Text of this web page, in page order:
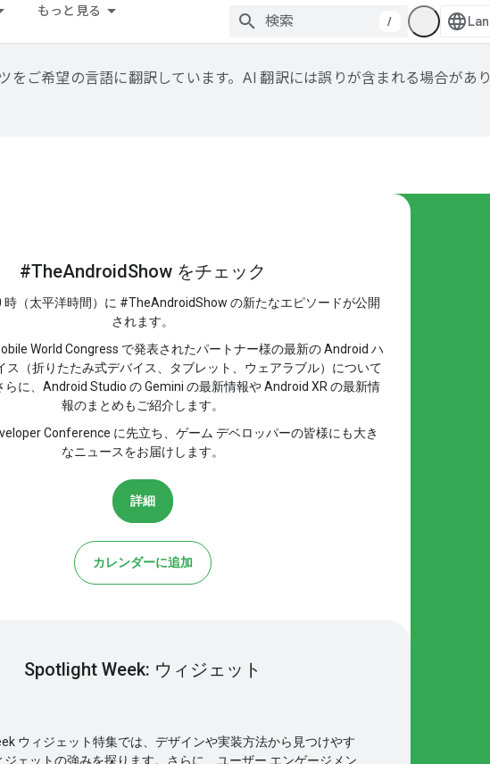
もっと見る
/
ご希望の言語に翻訳しています。AI 翻訳には誤りが含まれる場合があり